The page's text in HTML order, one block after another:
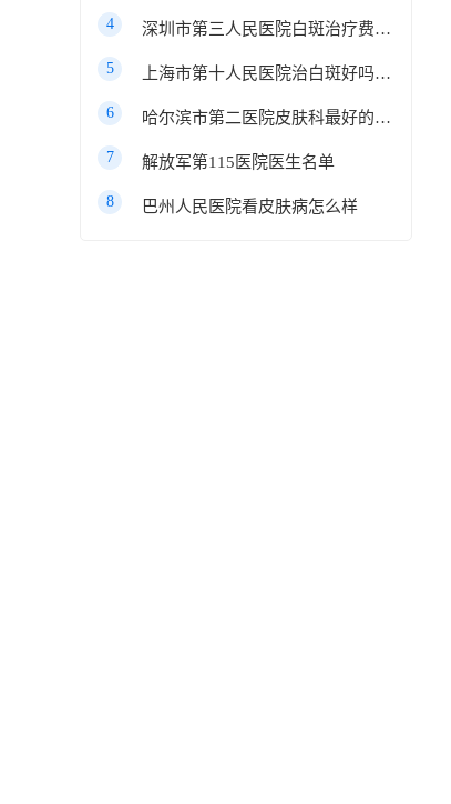
4 深圳市第三人民医院白斑治疗费用多少
5 上海市第十人民医院治白斑好吗知乎
6 哈尔滨市第二医院皮肤科最好的医生
7 解放军第115医院医生名单
8 巴州人民医院看皮肤病怎么样